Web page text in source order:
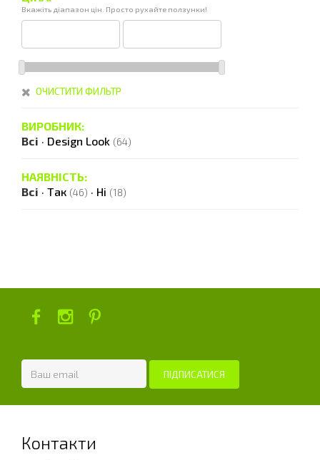
Вкажіть діапазон цін. Просто рухайте ползунки!
ОЧИСТИТИ ФИЛЬТР
ВИРОБНИК:
Всі · Design Look (64)
НАЯВНІСТЬ:
Всі · Так (46) · Ні (18)
Контакти